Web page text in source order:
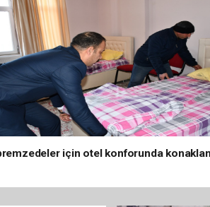
için otel konforunda